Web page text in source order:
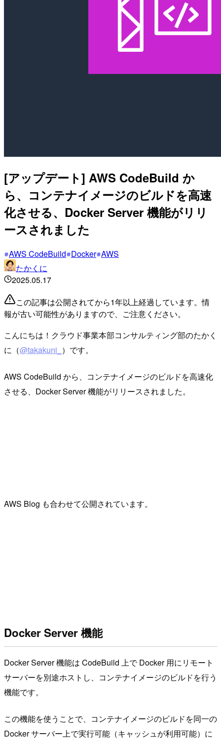
[アップデート] AWS CodeBuild か
ら、コンテナイメージのビルドを高速
化させる、Docker Server 機能がリリ
ースされました
AWS CodeBuild Docker AWS
たかくに
2025.05.17
この記事は公開されてから1年以上経過しています。情
報が古い可能性がありますので、ご注意ください。
こんにちは！クラウド事業本部コンサルティング部のたかく
に（@takakuni_ ）です。
AWS CodeBuild から、コンテナイメージのビルドを高速化
させる、Docker Server 機能がリリースされました。
AWS Blog も合わせて公開されています。
Docker Server 機能
Docker Server 機能は CodeBuild 上で Docker 用にリモート
サーバーを別途ホストし、コンテナイメージのビルドを行う
機能です。
この機能を使うことで、コンテナイメージのビルドを同一の
Docker サーバー上で実行可能（キャッシュが利用可能）に